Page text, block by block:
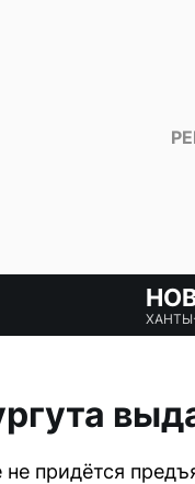
придётся